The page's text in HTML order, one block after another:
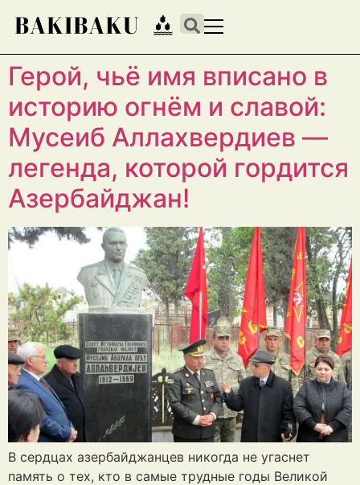
Герой, чьё имя вписано в
историю огнём и славой:
Мусеиб Аллахвердиев —
легенда, которой гордится
Азербайджан!
В сердцах азербайджанцев никогда не угаснет
память о тех, кто в самые трудные годы Великой